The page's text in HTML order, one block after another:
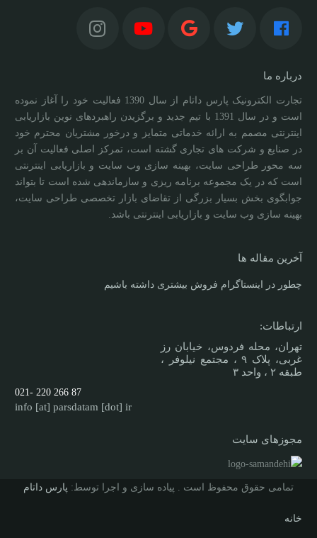
درباره ما
تجارت الکترونیک پارس داتام از سال 1390 فعالیت خود را آغاز نموده
است و در سال 1391 با تیم جدید و برگزیدن راهبردهای نوین بازاریابی
اینترنتی مصمم به ارائه خدماتی متمایز و درخور مشتریان محترم خود
در صنایع و شرکت های تجاری گشته است، تمرکز اصلی فعالیت آن بر
سه محور طراحی سایت، بهینه سازی وب سایت و بازاریابی اینترنتی
است که در یک مجموعه برنامه ریزی و سازماندهی شده است تا بتواند
جوابگوی بخش بسیار بزرگی از تقاضای بازار تخصصی طراحی سایت،
بهینه سازی وب سایت و بازاریابی اینترنتی باشد.
آخرین مقاله ها
چطور در اینستاگرام فروش بیشتری داشته باشیم
ارتباطات:
تهران، محله فردوس، خیابان رز
غربی، پلاک ۹ ، مجتمع نیلوفر ،
طبقه ۲ ، واحد ۳
87 266 220 -021
info [at] parsdatam [dot] ir
مجوزهای سایت
تمامی حقوق محفوظ است . پیاده سازی و اجرا توسط: پارس داتام
خانه